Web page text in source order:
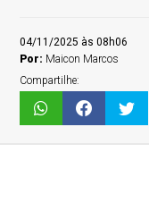
04/11/2025 às 08h06
Por: Maicon Marcos
Compartilhe: